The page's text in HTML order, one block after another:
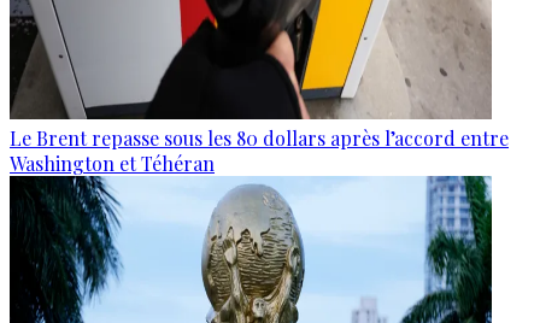
Le Brent repasse sous les 80 dollars après l’accord entre
Washington et Téhéran